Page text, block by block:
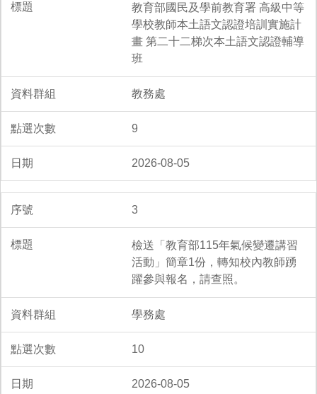
教育部國民及學前教育署 高級中等
學校教師本土語文認證培訓實施計
畫 第二十二梯次本土語文認證輔導
班
教務處
9
2026-08-05
3
檢送「教育部115年氣候變遷講習
活動」簡章1份，轉知校內教師踴
躍參與報名，請查照。
學務處
10
2026-08-05